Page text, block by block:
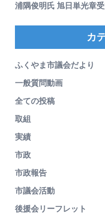
浦隅俊明氏 旭日単光章
カ
ふくやま市議会だより
一般質問動画
全ての投稿
取組
実績
市政
市政報告
市議会活動
後援会リーフレット